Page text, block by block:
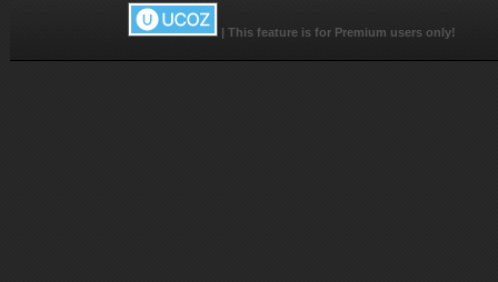
| This feature is for Premium users only!